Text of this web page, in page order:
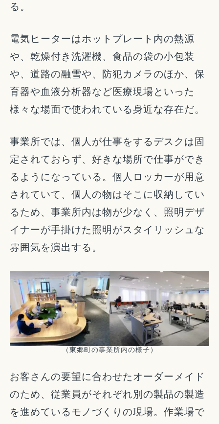
る。
電気ヒーターはホットプレート内の熱源
や、乾燥付き洗濯機、食品の袋の小包装
や、道路の融雪や、防犯カメラのほか、保
育器や血液分析器など医療現場といった
様々な場面で使われている身近な存在だ。
事業所では、個人が仕事をするデスクは固
定されておらず、好きな場所で仕事ができ
るようになっている。個人ロッカーが用意
されていて、個人の物はそこに収納してい
るため、事業所内は物が少なく、照明デザ
イナーが手掛けた照明がスタイリッシュな
雰囲気を演出する。
（東郷町の事業所内の様子）
お客さんの要望に合わせたオーダーメイド
のため、従業員がそれぞれ別の製品の製造
を進めているモノづくりの現場。作業場で